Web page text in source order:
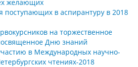
желающих
поступающих в аспирантуру в 2018
на торжественное
Дню знаний
в Международных научно-
чтениях-2018